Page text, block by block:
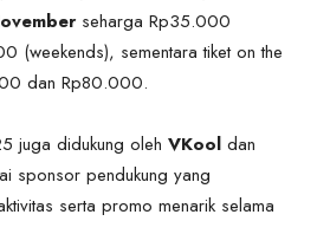
seharga Rp35.000
(weekends), sementara tiket on the
dan Rp80.000.
juga didukung oleh VKool dan
sponsor pendukung yang
serta promo menarik selama